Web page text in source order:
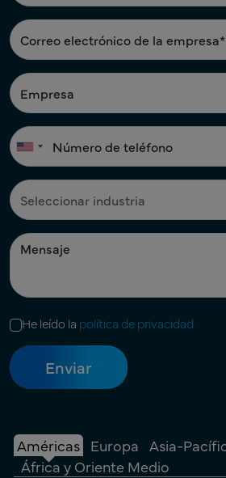
He leído la política de privacidad
Américas Europa Asia-
África y Oriente Medio